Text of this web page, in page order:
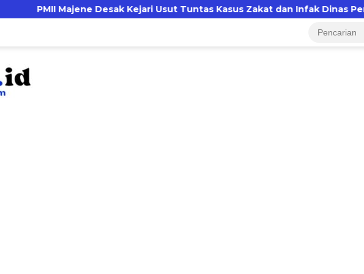
Desak Kejari Usut Tuntas Kasus Zakat dan Infak Dinas Pendidikan